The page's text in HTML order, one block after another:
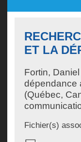
ET LA
Fortin, Daniel
dépendance
(Québec,
Fichier(s)